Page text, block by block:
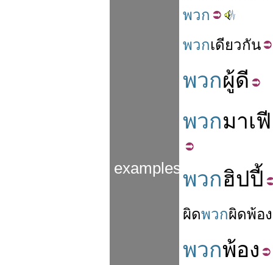
examples
พวก
พวกเดียวกัน
พวกผู้ดี
พวกมาเ
พวกฮิปปี้
ผิดพวกผิดพ้อง
พวกพ้อง